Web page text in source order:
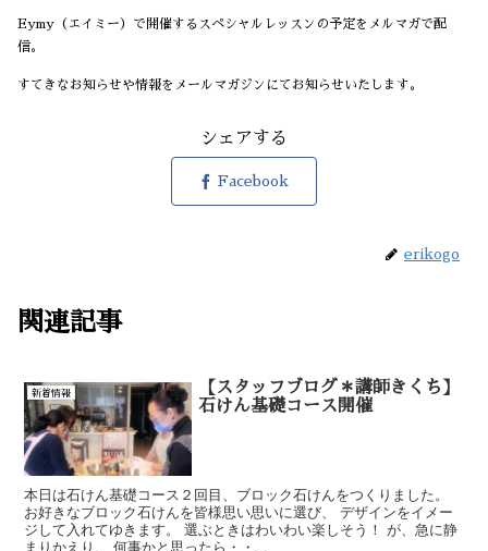
Eymy（エイミー）で開催するスペシャルレッスンの予定をメルマガで配
信。
すてきなお知らせや情報をメールマガジンにてお知らせいたします。
シェアする
Facebook
erikogo
関連記事
新着情報
【スタッフブログ＊講師きくち】
石けん基礎コース開催
本日は石けん基礎コース２回目、ブロック石けんをつくりました。
お好きなブロック石けんを皆様思い思いに選び、 デザインをイメー
ジして入れてゆきます。 選ぶときはわいわい楽しそう！ が、急に静
まりかえり、 何事かと思ったら・・...